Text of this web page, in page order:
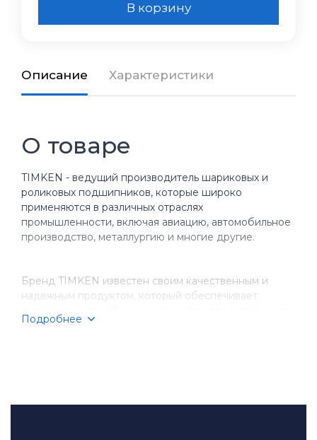
В корзину
Описание Характеристики
О товаре
TIMKEN - ведущий производитель шариковых и
роликовых подшипников, которые широко
применяются в различных отраслях
промышленности, включая авиацию, автомобильное
производство, металлургию и многие другие.
Бренд TIMKEN известен своим качественным и
надежным продуктом, который обеспечивает
оборудования. Компания имеет более чем
Подробнее